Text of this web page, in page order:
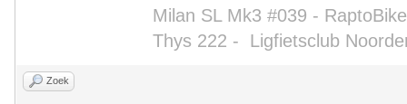
Milan SL Mk3 #039 -
Thys 222 - Ligfietsclub
Zoek